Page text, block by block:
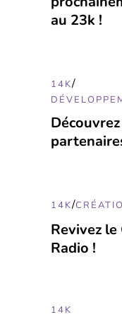
au 23k !
14K/
14K/
Revivez le
Radio !
14K